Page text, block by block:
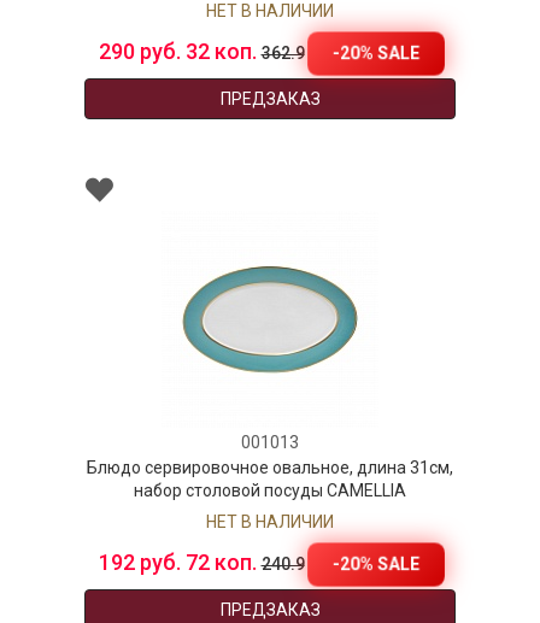
НЕТ В НАЛИЧИИ
290 руб. 32 коп. 362.9 -20% SALE
ПРЕДЗАКАЗ
001013
Блюдо сервировочное овальное, длина 31см,
набор столовой посуды CAMELLIA
НЕТ В НАЛИЧИИ
192 руб. 72 коп. 240.9 -20% SALE
ПРЕДЗАКАЗ